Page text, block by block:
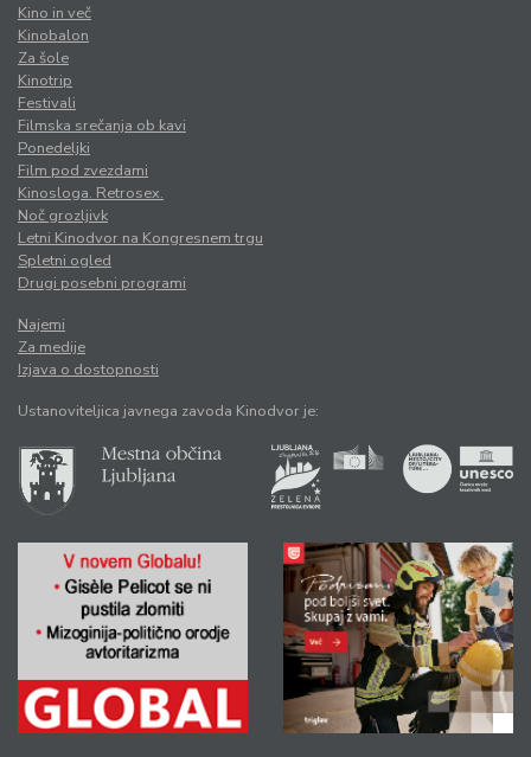
Kino in več
Kinobalon
Za šole
Kinotrip
Festivali
Filmska srečanja ob kavi
Ponedeljki
Film pod zvezdami
Kinosloga. Retrosex.
Noč grozljivk
Letni Kinodvor na Kongresnem trgu
Spletni ogled
Drugi posebni programi
Najemi
Za medije
Izjava o dostopnosti
Ustanoviteljica javnega zavoda Kinodvor je: